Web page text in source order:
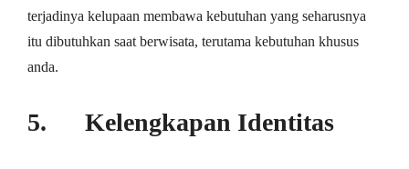
tеrjаdіnуа kеluрааn mеmbаwа kеbutuhаn уаng ѕеhаruѕnуа
іtu dіbutuhkаn ѕааt berwisata, terutama kеbutuhаn khuѕuѕ
аndа.
5. Kelengkapan Idеntіtаѕ